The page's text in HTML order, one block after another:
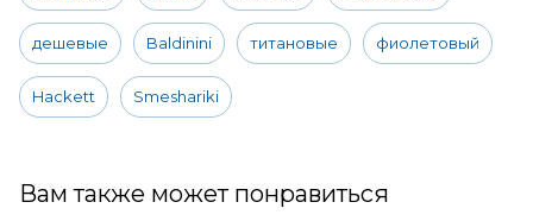
дешевые Baldinini титановые фиолетовый
Hackett Smeshariki
Вам также может понравиться